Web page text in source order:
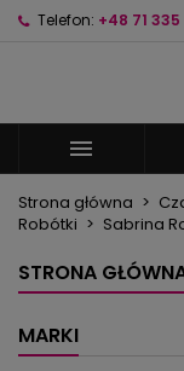
Telefon: +48 71

Strona główna
Robótki
Sabrina
STRONA
MARKI
Nazwa listy
Musisz być
swojej liście